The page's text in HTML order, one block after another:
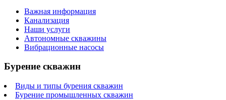
Важная информация
Канализация
Наши услуги
Автономные скважины
Вибрационные насосы
Бурение скважин
Виды и типы бурения скважин
Бурение промышленных скважин